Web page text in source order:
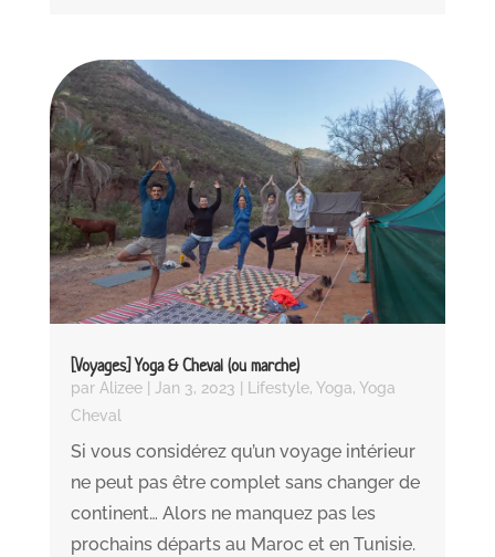
[Voyages] Yoga & Cheval (ou marche)
par Alizee| Jan 3, 2023 Lifestyle, Yoga, Yoga
Cheval
Si vous considérez qu’un voyage intérieur
ne peut pas être complet sans changer de
continent… Alors ne manquez pas les
prochains départs au Maroc et en Tunisie.